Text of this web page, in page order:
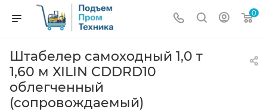
0
Штабелер самоходный 1,0 т
1,60 м XILIN CDDRD10
облегченный
(сопровождаемый)